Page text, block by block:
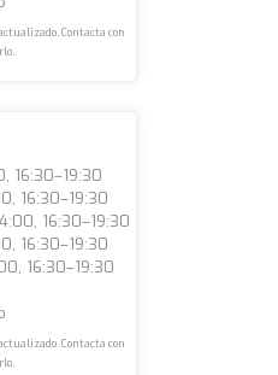
Contacta con
16:30–19:30
16:30–19:30
16:30–19:30
16:30–19:30
16:30–19:30
Contacta con